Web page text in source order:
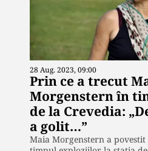
28 Aug. 2023, 09:00
Prin ce a trecut
Morgenstern în
de la Crevedia:
a golit…”
Maia Morgenstern a